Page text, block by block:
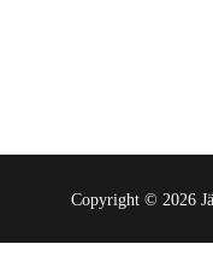
Copyright © 2026